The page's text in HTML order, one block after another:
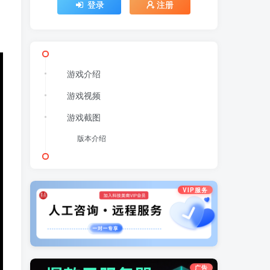
登录 注册
游戏介绍
游戏视频
游戏截图
版本介绍
VIP服务
广告